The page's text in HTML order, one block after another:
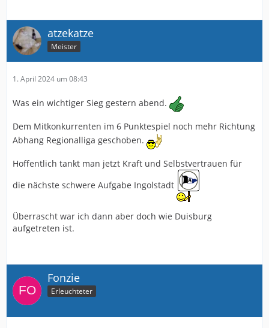
atzekatze
Meister
1. April 2024 um 08:43
Was ein wichtiger Sieg gestern abend.
Dem Mitkonkurrenten im 6 Punktespiel noch mehr Richtung
Abhang Regionalliga geschoben.
Hoffentlich tankt man jetzt Kraft und Selbstvertrauen für
die nächste schwere Aufgabe Ingolstadt
Überrascht war ich dann aber doch wie Duisburg
aufgetreten ist.
Fonzie
Erleuchteter